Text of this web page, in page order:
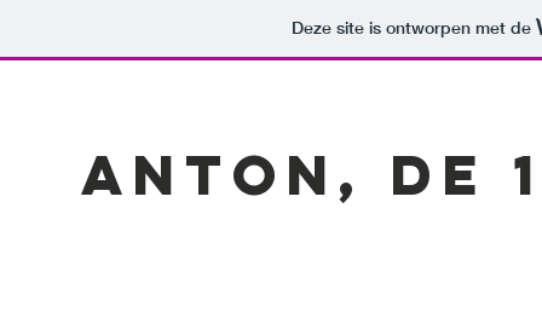
Deze site is ontworpen met de
Anton, de